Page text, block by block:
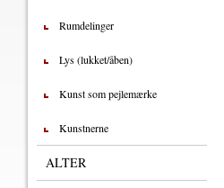
Rumdelinger
Lys (lukket/åben)
Kunst som pejlemærke
Kunstnerne
ALTER